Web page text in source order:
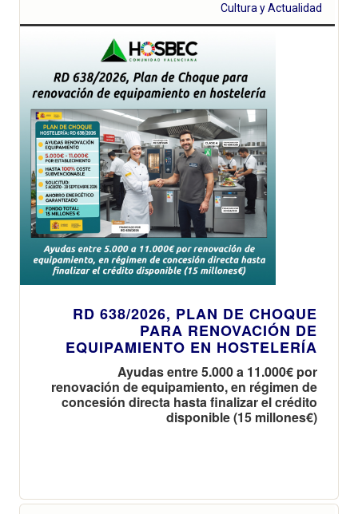
Cultura y Actualidad
RD 638/2026, PLAN DE CHOQUE
PARA RENOVACIÓN DE
EQUIPAMIENTO EN HOSTELERÍA
Ayudas entre 5.000 a 11.000€ por
renovación de equipamiento, en régimen de
concesión directa hasta finalizar el crédito
disponible (15 millones€)